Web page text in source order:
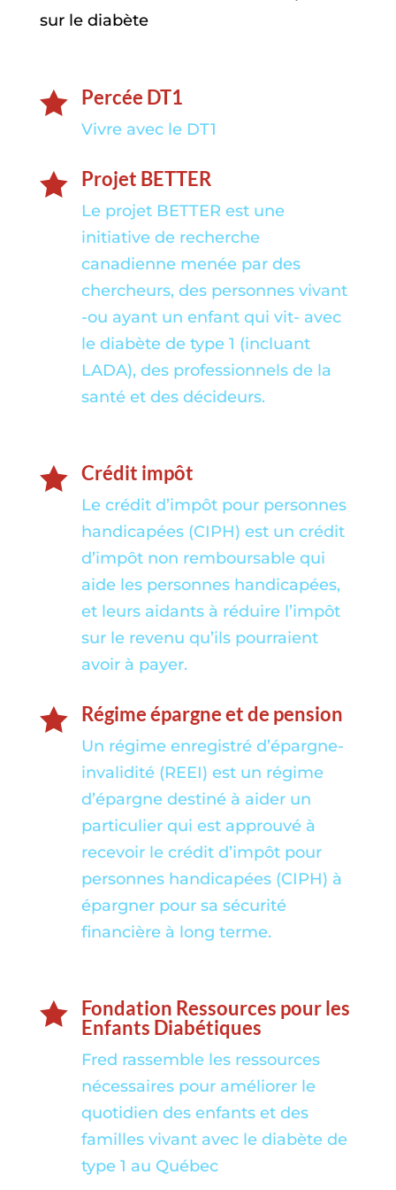
sur le diabète
 Percée DT1
Vivre avec le DT1
 Projet BETTER
Le projet BETTER est une
initiative de recherche
canadienne menée par des
chercheurs, des personnes vivant
-ou ayant un enfant qui vit- avec
le diabète de type 1 (incluant
LADA), des professionnels de la
santé et des décideurs.
 Crédit impôt
Le crédit d’impôt pour personnes
handicapées (CIPH) est un crédit
d’impôt non remboursable qui
aide les personnes handicapées,
et leurs aidants à réduire l’impôt
sur le revenu qu’ils pourraient
avoir à payer.
 Régime épargne et de pension
Un régime enregistré d’épargne-
invalidité (REEI) est un régime
d’épargne destiné à aider un
particulier qui est approuvé à
recevoir le crédit d’impôt pour
personnes handicapées (CIPH) à
épargner pour sa sécurité
financière à long terme.
 Fondation Ressources pour les
Enfants Diabétiques
Fred rassemble les ressources
nécessaires pour améliorer le
quotidien des enfants et des
familles vivant avec le diabète de
type 1 au Québec